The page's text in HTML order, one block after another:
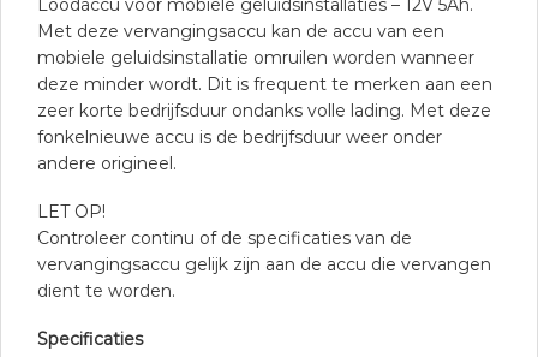
Loodaccu voor mobiele geluidsinstallaties – 12V 5Ah.
Met deze vervangingsaccu kan de accu van een
mobiele geluidsinstallatie omruilen worden wanneer
deze minder wordt. Dit is frequent te merken aan een
zeer korte bedrijfsduur ondanks volle lading. Met deze
fonkelnieuwe accu is de bedrijfsduur weer onder
andere origineel.
LET OP!
Controleer continu of de specificaties van de
vervangingsaccu gelijk zijn aan de accu die vervangen
dient te worden.
Specificaties